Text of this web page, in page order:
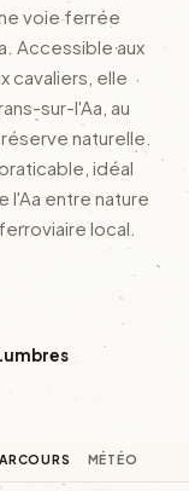
voie ferrée
Accessible aux
cavaliers, elle
sur-l'Aa, au
naturelle.
idéal
l'Aa entre nature
local.
MÉTÉO